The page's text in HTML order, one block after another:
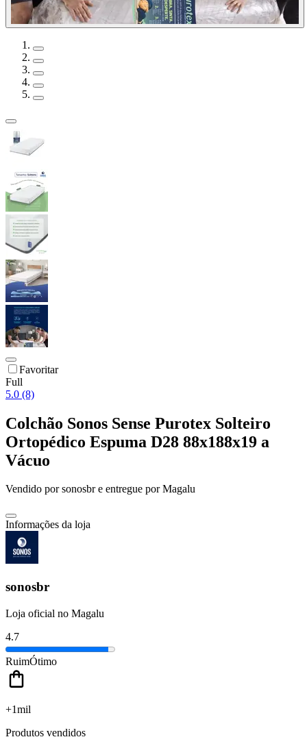
Favoritar
Full
5.0 (8)
Colchão Sonos Sense Purotex Solteiro
Ortopédico Espuma D28 88x188x19 a
Vácuo
Vendido porsonosbre entregue por Magalu
Informações da loja
sonosbr
Loja oficial no Magalu
4.7
RuimÓtimo
+1mil
Produtos vendidos